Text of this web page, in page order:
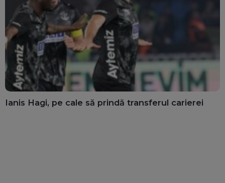
Ianis Hagi, pe cale să prindă transferul carierei